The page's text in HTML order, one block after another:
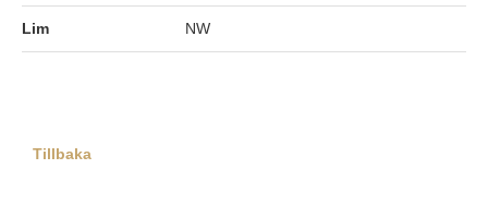
Lim NW
Tillbaka